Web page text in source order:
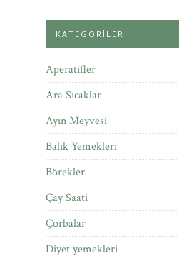
KATEGORILER
Aperatifler
Ara Sıcaklar
Ayın Meyvesi
Balık Yemekleri
Börekler
Çay Saati
Çorbalar
Diyet yemekleri